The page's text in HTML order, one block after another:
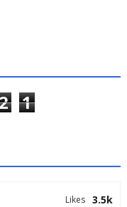
1
3.5k
Likes